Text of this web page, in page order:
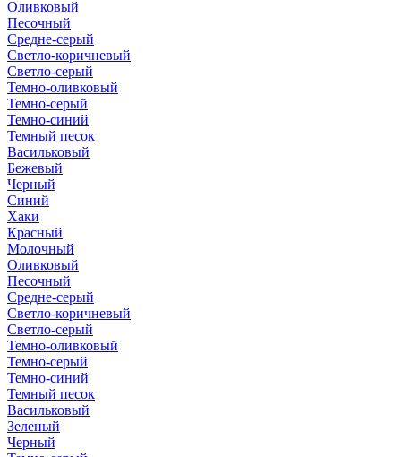
Оливковый
Песочный
Средне-серый
Светло-коричневый
Светло-серый
Темно-оливковый
Темно-серый
Темно-синий
Темный песок
Васильковый
Бежевый
Черный
Синий
Хаки
Красный
Молочный
Оливковый
Песочный
Средне-серый
Светло-коричневый
Светло-серый
Темно-оливковый
Темно-серый
Темно-синий
Темный песок
Васильковый
Зеленый
Черный